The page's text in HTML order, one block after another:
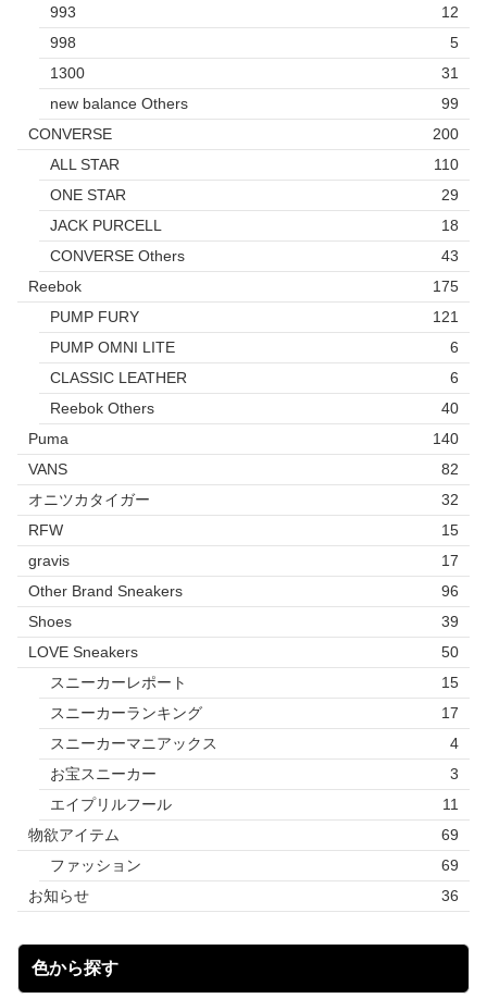
993
12
998
5
1300
31
new balance Others
99
CONVERSE
200
ALL STAR
110
ONE STAR
29
JACK PURCELL
18
CONVERSE Others
43
Reebok
175
PUMP FURY
121
PUMP OMNI LITE
6
CLASSIC LEATHER
6
Reebok Others
40
Puma
140
VANS
82
オニツカタイガー
32
RFW
15
gravis
17
Other Brand Sneakers
96
Shoes
39
LOVE Sneakers
50
スニーカーレポート
15
スニーカーランキング
17
スニーカーマニアックス
4
お宝スニーカー
3
エイプリルフール
11
物欲アイテム
69
ファッション
69
お知らせ
36
色から探す